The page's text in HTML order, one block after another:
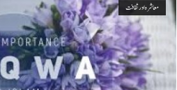
معاشرہ اور ثقافت